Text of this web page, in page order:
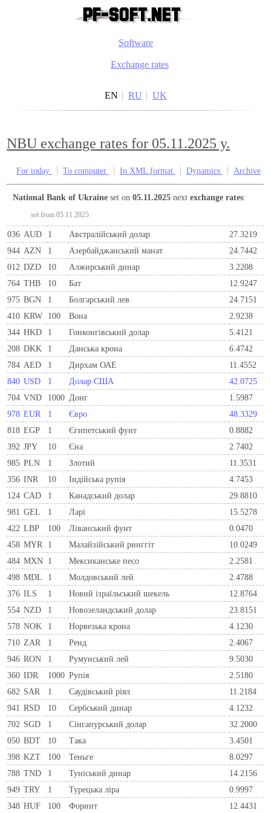
Software
Exchange rates
EN RU UK
NBU exchange rates for 05.11.2025 y.
For today To computer In XML format Dynamics Archive
National Bank of Ukraine set on05.11.2025 nextexchange rates:
set from 05.11.2025
036 AUD 1 Австралійський долар
27.3219
944 AZN 1 Азербайджанський манат
24.7442
012 DZD 10 Алжирський динар
3.2208
764 THB 10 Бат
12.9247
975 BGN 1 Болгарський лев
24.7151
410 KRW 100 Вона
2.9238
344 HKD 1 Гонконгівський долар
5.4121
208 DKK 1 Данська крона
6.4742
784 AED 1 Дирхам ОАЕ
11.4552
840 USD 1 Долар США
42.0725
704 VND 1000 Донг
1.5987
978 EUR 1 Євро
48.3329
818 EGP 1 Єгипетський фунт
0.8882
392 JPY 10 Єна
2.7402
985 PLN 1 Злотий
11.3531
356 INR 10 Індійська рупія
4.7453
124 CAD 1 Канадський долар
29.8810
981 GEL 1 Ларi
15.5278
422 LBP 100 Ліванський фунт
0.0470
458 MYR 1 Малайзійський ринггіт
10.0249
484 MXN 1 Мексиканське песо
2.2581
498 MDL 1 Молдовський лей
2.4788
376 ILS 1 Новий ізраїльський шекель
12.8764
554 NZD 1 Новозеландський долар
23.8151
578 NOK 1 Норвезька крона
4.1230
710 ZAR 1 Ренд
2.4067
946 RON 1 Румунський лей
9.5030
360 IDR 1000 Рупія
2.5180
682 SAR 1 Саудівський ріял
11.2184
941 RSD 10 Сербський динар
4.1232
702 SGD 1 Сінгапурський долар
32.2000
050 BDT 10 Така
3.4501
398 KZT 100 Теньге
8.0297
788 TND 1 Туніський динар
14.2156
949 TRY 1 Турецька ліра
0.9997
348 HUF 100 Форинт 12.4431